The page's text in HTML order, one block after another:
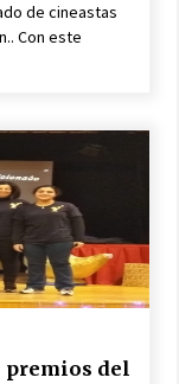
de cineastas
Con este
premios del